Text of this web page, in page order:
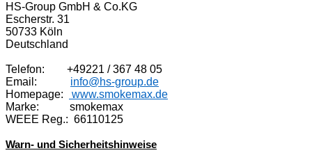
HS-Group GmbH & Co.KG
Escherstr. 31
50733 Köln
Deutschland
Telefon:        +49221 / 367 48 05
Email: info@hs-group.de
Homepage:
www.smokemax.de
Marke:           smokemax
WEEE Reg.:  66110125
Warn- und Sicherheitshinweise